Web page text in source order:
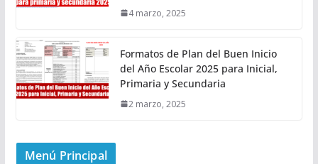
4 marzo, 2025
Formatos de Plan del Buen Inicio
del Año Escolar 2025 para Inicial,
Primaria y Secundaria
2 marzo, 2025
Menú Principal